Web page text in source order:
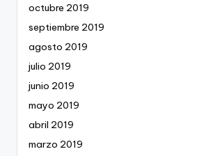
octubre 2019
septiembre 2019
agosto 2019
julio 2019
junio 2019
mayo 2019
abril 2019
marzo 2019